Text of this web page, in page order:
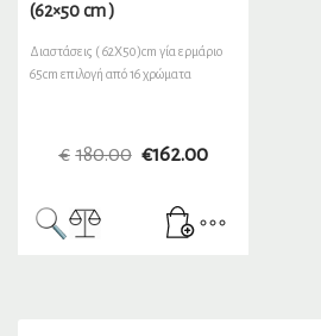
(62×50 cm )
Διαστάσεις ( 62Χ50)cm γία ερμάριο
65cm επιλογή από 16 χρώματα
€ 180.00 €162.00